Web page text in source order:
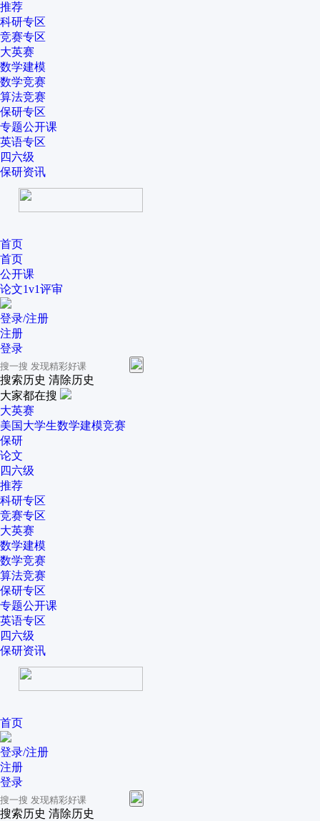
推荐
科研专区
竞赛专区
大英赛
数学建模
数学竞赛
算法竞赛
保研专区
专题公开课
英语专区
四六级
保研资讯
首页
首页
公开课
论文1v1评审
登录/注册
注册
登录
搜索历史 清除历史
大家都在搜
大英赛
美国大学生数学建模竞赛
保研
论文
四六级
推荐
科研专区
竞赛专区
大英赛
数学建模
数学竞赛
算法竞赛
保研专区
专题公开课
英语专区
四六级
保研资讯
首页
登录/注册
注册
登录
搜索历史 清除历史